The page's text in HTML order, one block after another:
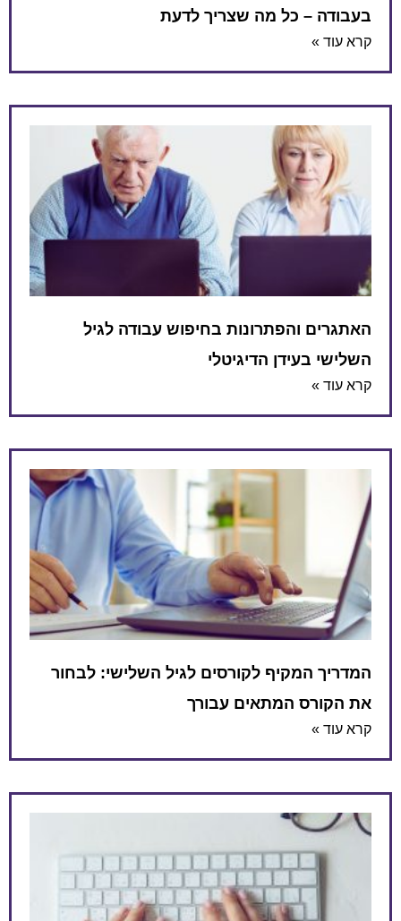
בעבודה – כל מה שצריך לדעת
קרא עוד »
האתגרים והפתרונות בחיפוש עבודה לגיל
השלישי בעידן הדיגיטלי
קרא עוד »
המדריך המקיף לקורסים לגיל השלישי: לבחור
את הקורס המתאים עבורך
קרא עוד »